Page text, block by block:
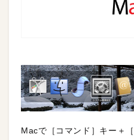
Macで［コマンド］キー＋